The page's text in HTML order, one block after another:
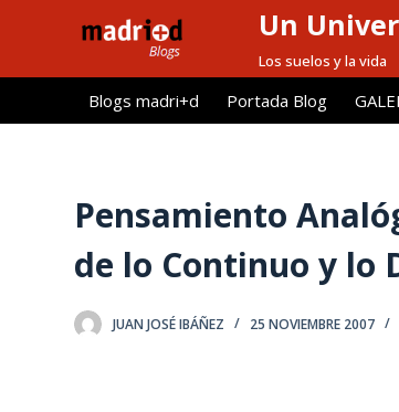
l
Un
Los suelos y la vida
Blogs madri+d Portada Blog
Pensamiento
de lo Continuo y lo
JUAN JOSÉ IBÁÑEZ 25 NOVIEMBRE 2007